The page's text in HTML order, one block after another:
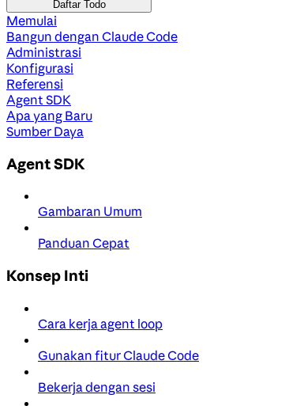
Daftar Todo
Memulai
Bangun dengan Claude Code
Administrasi
Konfigurasi
Referensi
Agent SDK
Apa yang Baru
Sumber Daya
Agent SDK
Gambaran Umum
Panduan Cepat
Konsep Inti
Cara kerja agent loop
Gunakan fitur Claude Code
Bekerja dengan sesi